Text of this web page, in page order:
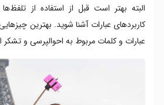
البته بهتر است قبل از استفاده از
کاربردهای عبارات آشنا شوید. بهترین
عبارات و کلمات مربوط به احوالپرسی و